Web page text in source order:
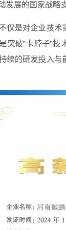
发展的国家战略
仅是对企业技
突破"卡脖子"
续的研发投入